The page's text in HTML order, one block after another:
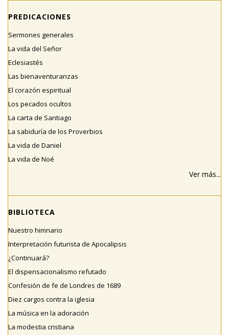
PREDICACIONES
Sermones generales
La vida del Señor
Eclesiastés
Las bienaventuranzas
El corazón espiritual
Los pecados ocultos
La carta de Santiago
La sabiduría de los Proverbios
La vida de Daniel
La vida de Noé
Ver más...
BIBLIOTECA
Nuestro himnario
Interpretación futurista de Apocalipsis
¿Continuará?
El dispensacionalismo refutado
Confesión de fe de Londres de 1689
Diez cargos contra la iglesia
La música en la adoración
La modestia cristiana